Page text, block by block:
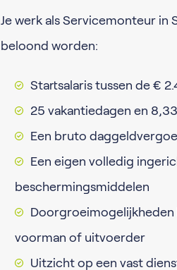
Je werk als Servicemonteur in
beloond worden:
Startsalaris tussen de €
25 vakantiedagen en
Een bruto
Een eigen volledig
beschermingsmiddelen
voorman of uitvoerder
Uitzicht op een vast